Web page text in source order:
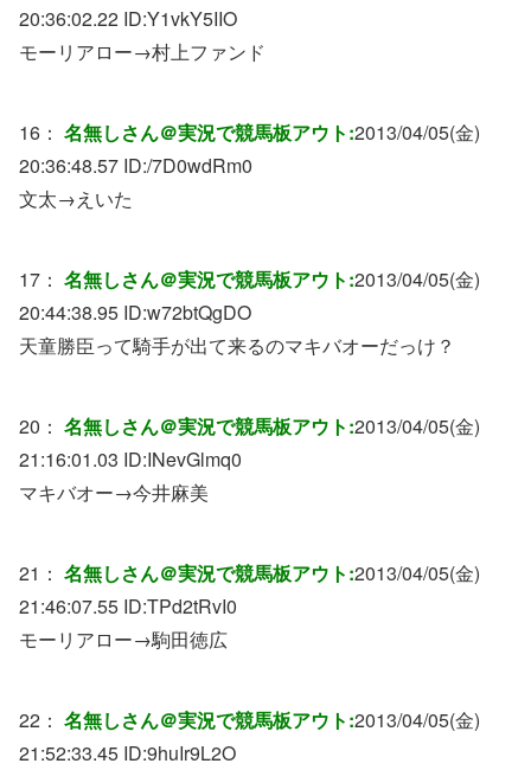
20:36:02.22 ID:Y1vkY5IIO
モーリアロー→村上ファンド
16： 名無しさん＠実況で競馬板アウト:2013/04/05(金)
20:36:48.57 ID:/7D0wdRm0
文太→えいた
17： 名無しさん＠実況で競馬板アウト:2013/04/05(金)
20:44:38.95 ID:w72btQgDO
天童勝臣って騎手が出て来るのマキバオーだっけ？
20： 名無しさん＠実況で競馬板アウト:2013/04/05(金)
21:16:01.03 ID:INevGlmq0
マキバオー→今井麻美
21： 名無しさん＠実況で競馬板アウト:2013/04/05(金)
21:46:07.55 ID:TPd2tRvI0
モーリアロー→駒田徳広
22： 名無しさん＠実況で競馬板アウト:2013/04/05(金)
21:52:33.45 ID:9huIr9L2O